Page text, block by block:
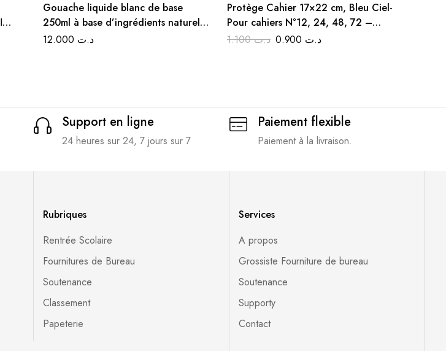
Gouache liquide blanc de base
250ml à base d’ingrédients naturels
et sans allergènes majeurs – intense
د.ت
Protège Cahier 17×22 cm, Bleu Ciel-
Pour cahiers N°12, 24, 48, 72 –
Idéal pour la rentrée scolaire!
د.ت1.100 د.ت
Support en ligne
24 heures sur 24, 7 jours sur 7
Paiement flexible
Paiement à la livraison.
Rubriques
Rentrée Scolaire
Fournitures de Bureau
Soutenance
Classement
Papeterie
Services
A propos
Grossiste Fourniture de bureau
Soutenance
Supporty
Contact